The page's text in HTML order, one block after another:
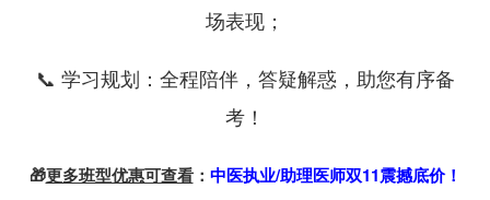
场表现；
📞 学习规划：全程陪伴，答疑解惑，助您有序备
考！
🎁更多班型优惠可查看： 中医执业/助理医师双11震撼底价！